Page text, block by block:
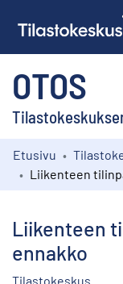
OTOS
Kokoelmat
Etusivu
Liikenteen
ennakko
Tilastokeskus